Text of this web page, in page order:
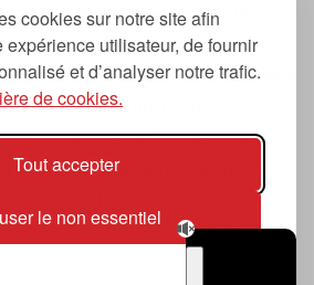
cookies sur notre site afin
expérience utilisateur, de fournir
et d’analyser notre trafic.
de cookies.
Tout accepter
le non essentiel
tendances, dont la
de 2007.
« prochain », « suivant
à la thématique du
des nouvelles tendances
viennent de la musique
ou du hip hop, et des
de société liés à la